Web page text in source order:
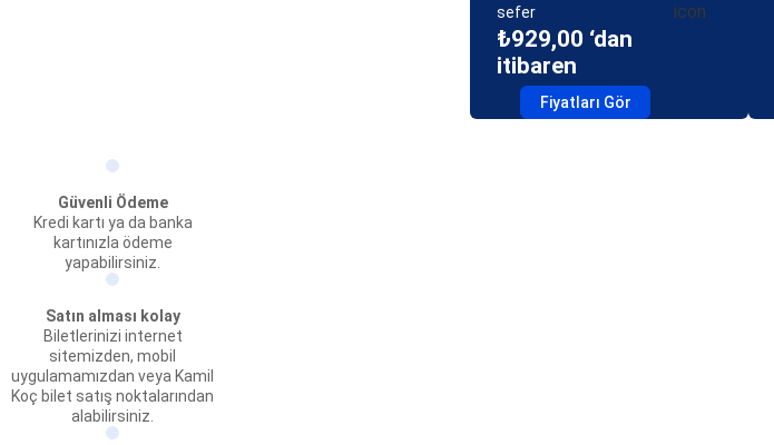
sefer
₺929,00 ‘dan
itibaren
Fiyatları Gör
Güvenli Ödeme
Kredi kartı ya da banka
kartınızla ödeme
yapabilirsiniz.
Satın alması kolay
Biletlerinizi internet
sitemizden, mobil
uygulamamızdan veya Kamil
Koç bilet satış noktalarından
alabilirsiniz.